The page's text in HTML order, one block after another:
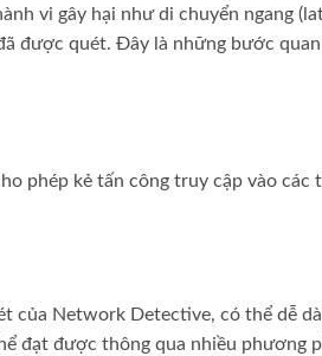
vi gây hại như di chuyển ngang
được quét. Đây là những bước
phép kẻ tấn công truy cập vào các
của Network Detective, có thể dễ
đạt được thông qua nhiều phương